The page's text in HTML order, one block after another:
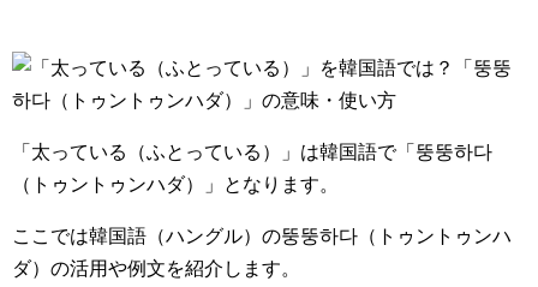
「太っている（ふとっている）」は韓国語で「뚱뚱하다
（トゥントゥンハダ）」
となります。
ここでは韓国語（ハングル）の뚱뚱하다（トゥントゥンハ
ダ）の活用や例文を紹介します。